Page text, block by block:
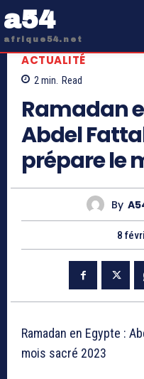
a54
afrique54.net
ACTUALITÉ
2 min. Read
Ramadan
Abdel
prépare le
By
8
Ramadan en Egypte :
mois sacré 2023